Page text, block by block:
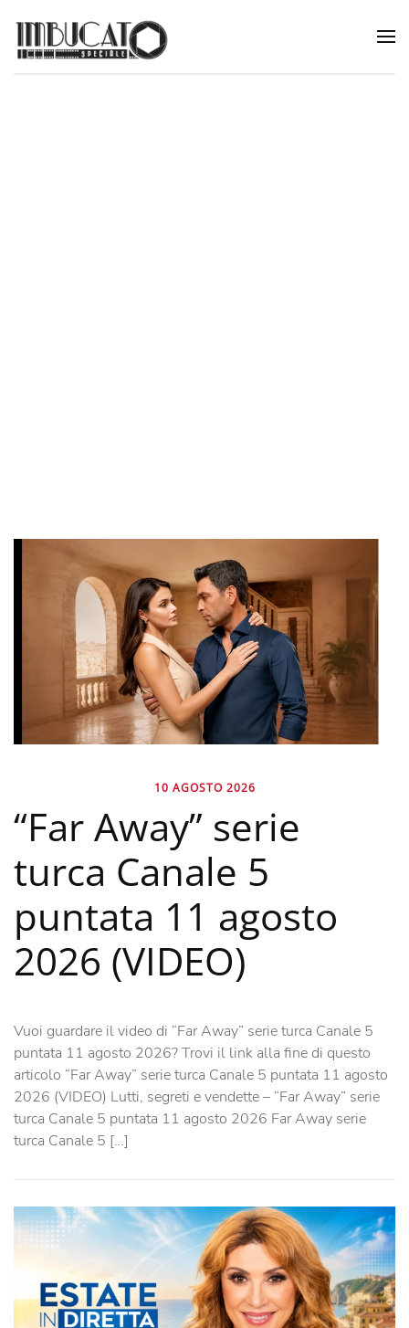
10 AGOSTO 2026
“Far Away” serie
turca Canale 5
puntata 11 agosto
2026 (VIDEO)
Vuoi guardare il video di “Far Away” serie turca Canale 5
puntata 11 agosto 2026? Trovi il link alla fine di questo
articolo “Far Away” serie turca Canale 5 puntata 11 agosto
2026 (VIDEO) Lutti, segreti e vendette – “Far Away” serie
turca Canale 5 puntata 11 agosto 2026 Far Away serie
turca Canale 5 […]